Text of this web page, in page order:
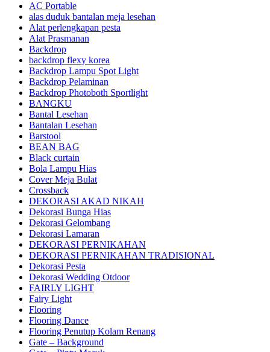
AC Portable
alas duduk bantalan meja lesehan
Alat perlengkapan pesta
Alat Prasmanan
Backdrop
backdrop flexy korea
Backdrop Lampu Spot Light
Backdrop Pelaminan
Backdrop Photoboth Sportlight
BANGKU
Bantal Lesehan
Bantalan Lesehan
Barstool
BEAN BAG
Black curtain
Bola Lampu Hias
Cover Meja Bulat
Crossback
DEKORASI AKAD NIKAH
Dekorasi Bunga Hias
Dekorasi Gelombang
Dekorasi Lamaran
DEKORASI PERNIKAHAN
DEKORASI PERNIKAHAN TRADISIONAL
Dekorasi Pesta
Dekorasi Wedding Otdoor
FAIRLY LIGHT
Fairy Light
Flooring
Flooring Dance
Flooring Penutup Kolam Renang
Gate – Background